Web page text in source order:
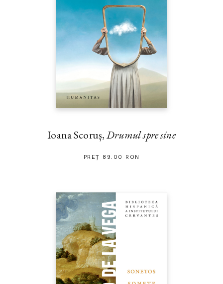
Ioana Scoruș,Drumul spre sine
PREȚ 89.00 RON